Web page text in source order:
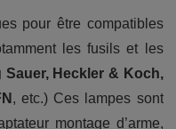
pour être compatibles
les fusils et les
Sauer, Heckler & Koch,
, etc.) Ces lampes sont
montage d’arme,